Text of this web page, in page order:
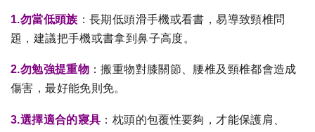
1.勿當低頭族 ：長期低頭滑手機或看書，易導致頸椎問
題，建議把手機或書拿到鼻子高度。
2.勿勉強提重物 ：搬重物對膝關節、腰椎及頸椎都會造成
傷害，最好能免則免。
3.選擇適合的寢具 ：枕頭的包覆性要夠，才能保護肩、